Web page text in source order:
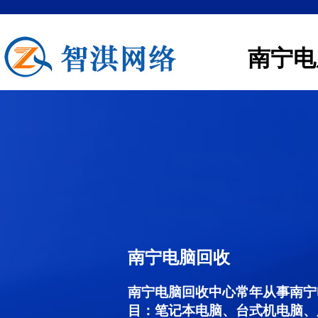
南宁
南宁电脑回收
南宁电脑回收中心常年从事南
目：笔记本电脑、台式机电脑